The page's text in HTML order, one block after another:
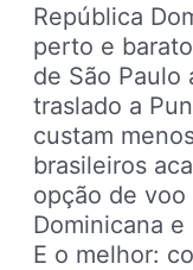
República
perto e
de São Paulo
traslado a
custam
brasileiros
opção de voo
Dominicana
E o melhor: